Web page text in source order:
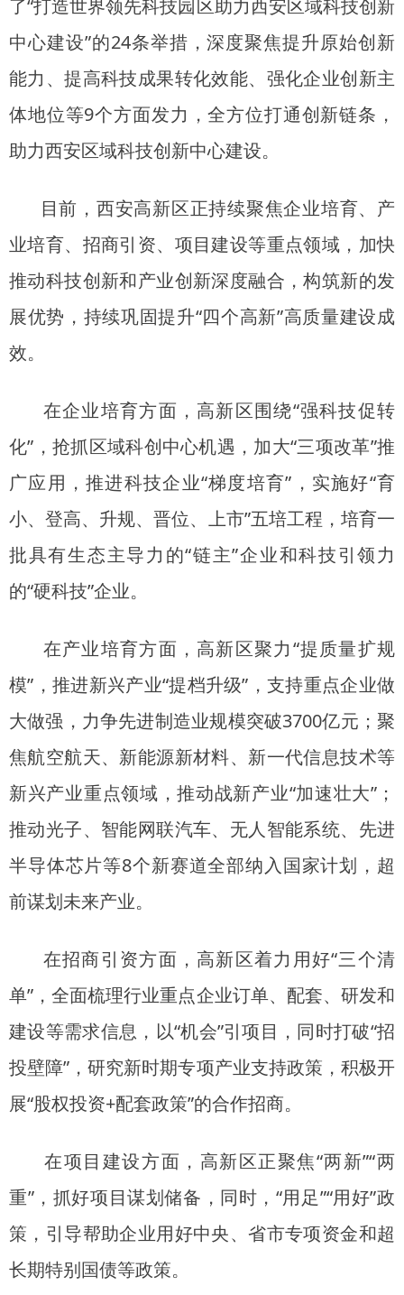
了“打造世界领先科技园区助力西安区域科技创新
中心建设”的24条举措，深度聚焦提升原始创新
能力、提高科技成果转化效能、强化企业创新主
体地位等9个方面发力，全方位打通创新链条，
助力西安区域科技创新中心建设。
目前，西安高新区正持续聚焦企业培育、产
业培育、招商引资、项目建设等重点领域，加快
推动科技创新和产业创新深度融合，构筑新的发
展优势，持续巩固提升“四个高新”高质量建设成
效。
在企业培育方面，高新区围绕“强科技促转
化”，抢抓区域科创中心机遇，加大“三项改革”推
广应用，推进科技企业“梯度培育”，实施好“育
小、登高、升规、晋位、上市”五培工程，培育一
批具有生态主导力的“链主”企业和科技引领力
的“硬科技”企业。
在产业培育方面，高新区聚力“提质量扩规
模”，推进新兴产业“提档升级”，支持重点企业做
大做强，力争先进制造业规模突破3700亿元；聚
焦航空航天、新能源新材料、新一代信息技术等
新兴产业重点领域，推动战新产业“加速壮大”；
推动光子、智能网联汽车、无人智能系统、先进
半导体芯片等8个新赛道全部纳入国家计划，超
前谋划未来产业。
在招商引资方面，高新区着力用好“三个清
单”，全面梳理行业重点企业订单、配套、研发和
建设等需求信息，以“机会”引项目，同时打破“招
投壁障”，研究新时期专项产业支持政策，积极开
展“股权投资+配套政策”的合作招商。
在项目建设方面，高新区正聚焦“两新”“两
重”，抓好项目谋划储备，同时，“用足”“用好”政
策，引导帮助企业用好中央、省市专项资金和超
长期特别国债等政策。